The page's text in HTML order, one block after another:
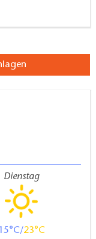
Dienstag
23